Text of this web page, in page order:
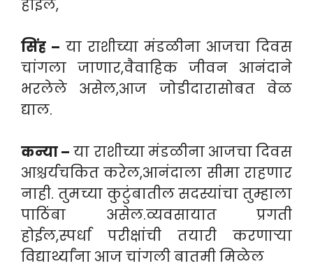
होईल,
सिंह – या राशीच्या मंडळीना आजचा दिवस
चांगला जाणार,वैवाहिक जीवन आनंदाने
भरलेले असेल,आज जोडीदारासोबत वेळ
द्याल.
कन्या – या राशीच्या मंडळीना आजचा दिवस
आश्चर्यचकित करेल,आनंदाला सीमा राहणार
नाही. तुमच्या कुटुंबातील सदस्यांचा तुम्हाला
पाठिंबा असेल.व्यवसायात प्रगती
होईल,स्पर्धा परीक्षांची तयारी करणाऱ्या
विद्यार्थ्यांना आज चांगली बातमी मिळेल